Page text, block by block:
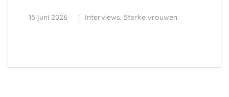
15 juni 2026 Interviews, Sterke vrouwen